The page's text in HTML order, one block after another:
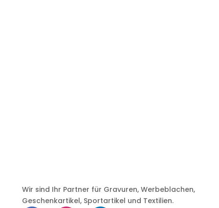
Wir sind Ihr Partner für Gravuren, Werbeblachen,
Geschenkartikel, Sportartikel und Textilien.